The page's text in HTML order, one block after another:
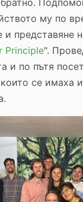
му по
и представяне
Principle".
и по пътя
се имаха